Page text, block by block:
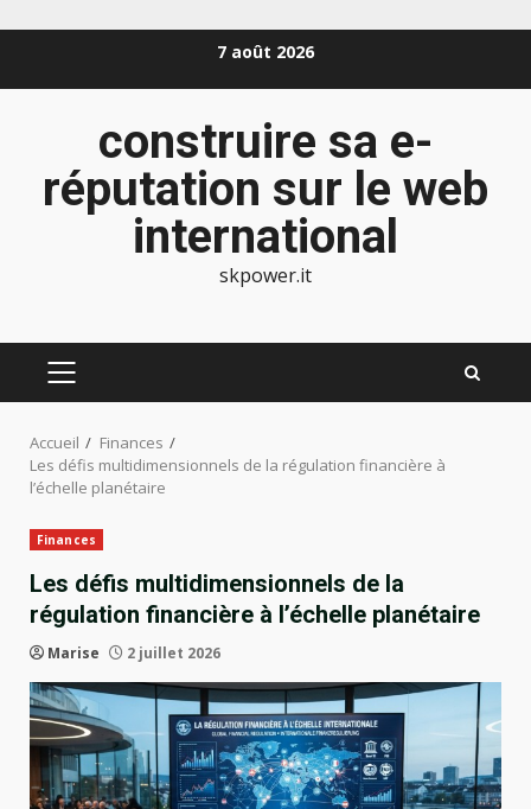
7 août 2026
construire sa e-
réputation sur le web
international
skpower.it
MENU
Accueil
Finances
Les défis multidimensionnels de la régulation financière à
l’échelle planétaire
Finances
Les défis multidimensionnels de la
régulation financière à l’échelle planétaire
Marise 2 juillet 2026